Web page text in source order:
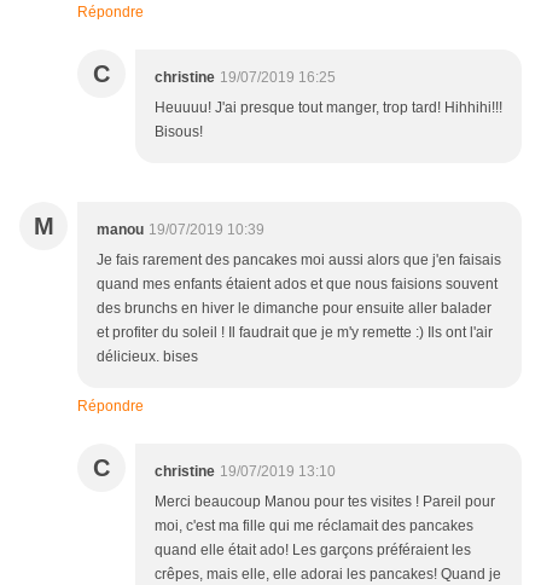
Répondre
C christine 19/07/2019 16:25
Heuuuu! J'ai presque tout manger, trop tard! Hihhihi!!!
Bisous!
M manou 19/07/2019 10:39
Je fais rarement des pancakes moi aussi alors que j'en faisais
quand mes enfants étaient ados et que nous faisions souvent
des brunchs en hiver le dimanche pour ensuite aller balader
et profiter du soleil ! Il faudrait que je m'y remette :) Ils ont l'air
délicieux. bises
Répondre
C christine 19/07/2019 13:10
Merci beaucoup Manou pour tes visites ! Pareil pour
moi, c'est ma fille qui me réclamait des pancakes
quand elle était ado! Les garçons préféraient les
crêpes, mais elle, elle adorai les pancakes! Quand je